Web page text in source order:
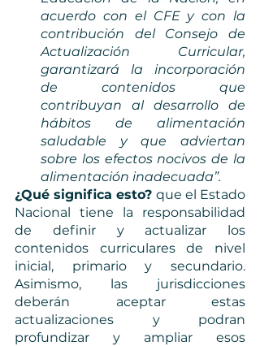
acuerdo con el CFE y con la
contribución del Consejo de
Actualización Curricular,
garantizará la incorporación
de contenidos que
contribuyan al desarrollo de
hábitos de alimentación
saludable y que adviertan
sobre los efectos nocivos de la
alimentación inadecuada”.
¿Qué significa esto? que el Estado
Nacional tiene la responsabilidad
de definir y actualizar los
contenidos curriculares de nivel
inicial, primario y secundario.
Asimismo, las jurisdicciones
deberán aceptar estas
actualizaciones y podran
profundizar y ampliar esos